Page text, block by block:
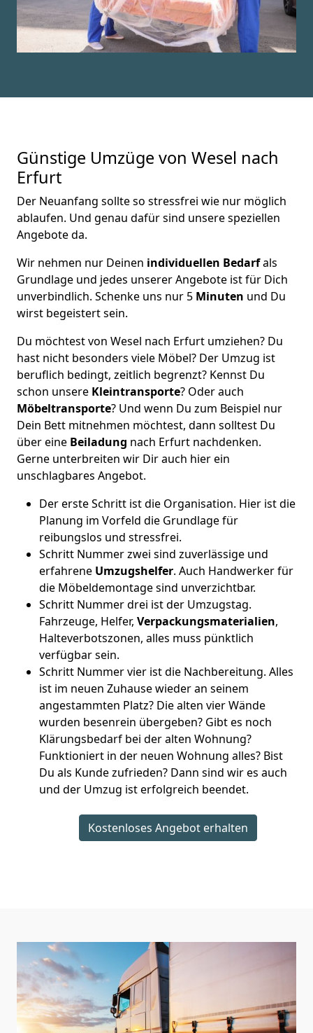
Günstige Umzüge von Wesel nach
Erfurt
Der Neuanfang sollte so stressfrei wie nur möglich
ablaufen. Und genau dafür sind unsere speziellen
Angebote da.
Wir nehmen nur Deinen individuellen Bedarfals
Grundlage und jedes unserer Angebote ist für Dich
unverbindlich. Schenke uns nur 5 Minuten und Du
wirst begeistert sein.
Du möchtest von Wesel nach Erfurt umziehen? Du
hast nicht besonders viele Möbel? Der Umzug ist
beruflich bedingt, zeitlich begrenzt? Kennst Du
schon unsere Kleintransporte? Oder auch
Möbeltransporte? Und wenn Du zum Beispiel nur
Dein Bett mitnehmen möchtest, dann solltest Du
über eine Beiladung nach Erfurt nachdenken.
Gerne unterbreiten wir Dir auch hier ein
unschlagbares Angebot.
Der erste Schritt ist die Organisation. Hier ist die
Planung im Vorfeld die Grundlage für
reibungslos und stressfrei.
Schritt Nummer zwei sind zuverlässige und
erfahrene Umzugshelfer. Auch Handwerker für
die Möbeldemontage sind unverzichtbar.
Schritt Nummer drei ist der Umzugstag.
Fahrzeuge, Helfer, Verpackungsmaterialien,
Halteverbotszonen, alles muss pünktlich
verfügbar sein.
Schritt Nummer vier ist die Nachbereitung. Alles
ist im neuen Zuhause wieder an seinem
angestammten Platz? Die alten vier Wände
wurden besenrein übergeben? Gibt es noch
Klärungsbedarf bei der alten Wohnung?
Funktioniert in der neuen Wohnung alles? Bist
Du als Kunde zufrieden? Dann sind wir es auch
und der Umzug ist erfolgreich beendet.
Kostenloses Angebot erhalten